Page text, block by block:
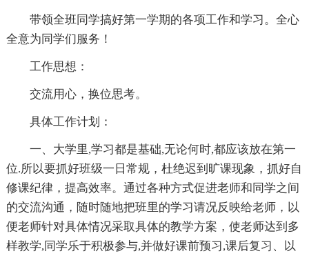
带领全班同学搞好第一学期的各项工作和学习。全心
全意为同学们服务！
工作思想：
交流用心，换位思考。
具体工作计划：
一、大学里,学习都是基础,无论何时,都应该放在第一
位.所以要抓好班级一日常规，杜绝迟到旷课现象，抓好自
修课纪律，提高效率。通过各种方式促进老师和同学之间
的交流沟通，随时随地把班里的学习请况反映给老师，以
便老师针对具体情况采取具体的教学方案，使老师达到多
样教学,同学乐于积极参与,并做好课前预习,课后复习、以